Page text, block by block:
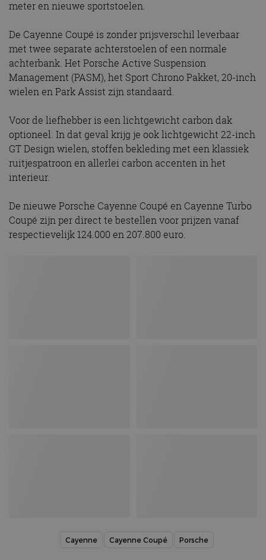
meter en nieuwe sportstoelen.
De Cayenne Coupé is zonder prijsverschil leverbaar
met twee separate achterstoelen of een normale
achterbank. Het Porsche Active Suspension
Management (PASM), het Sport Chrono Pakket, 20-inch
wielen en Park Assist zijn standaard.
Voor de liefhebber is een lichtgewicht carbon dak
optioneel. In dat geval krijg je ook lichtgewicht 22-inch
GT Design wielen, stoffen bekleding met een klassiek
ruitjespatroon en allerlei carbon accenten in het
interieur.
De nieuwe Porsche Cayenne Coupé en Cayenne Turbo
Coupé zijn per direct te bestellen voor prijzen vanaf
respectievelijk 124.000 en 207.800 euro.
Cayenne Cayenne Coupé Porsche